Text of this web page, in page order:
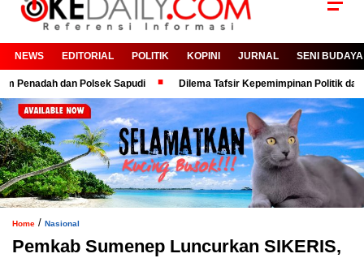
NEWS EDITORIAL POLITIK KOPINI JURNAL SENI BUDAYA
dan Polsek Sapudi Dilema Tafsir Kepemimpinan Politik dan
Home / Nasional
Pemkab Sumenep Luncurkan SIKERIS,